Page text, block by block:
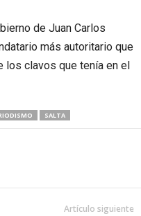
de Juan Carlos
más autoritario que
los clavos que tenía en el
SALTA
Artículo siguiente